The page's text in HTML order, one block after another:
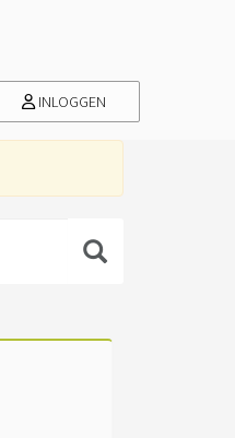
INLOGGEN